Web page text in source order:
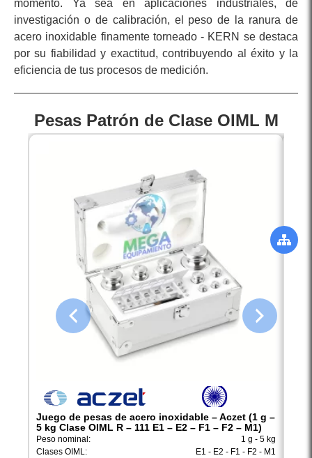
momento. Ya sea en aplicaciones industriales, de
investigación o de calibración, el peso de la ranura de
acero inoxidable finamente torneado - KERN se destaca
por su fiabilidad y exactitud, contribuyendo al éxito y la
eficiencia de tus procesos de medición.
Pesas Patrón de Clase OIML M
Juego de pesas de acero inoxidable – Aczet (1 g –
5 kg Clase OIML R – 111 E1 – E2 – F1 – F2 – M1)
Peso nominal:
1 g - 5 kg
Clases OIML:
E1 - E2 - F1 - F2 - M1